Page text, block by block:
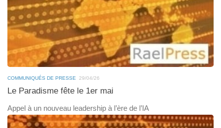
COMMUNIQUÉS DE PRESSE 29/04/26
Le Paradisme fête le 1er mai
Appel à un nouveau leadership à l’ère de l’IA